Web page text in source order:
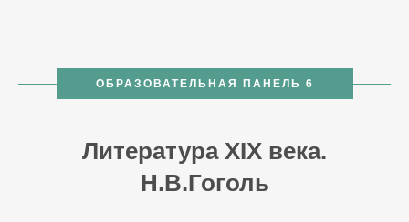
ОБРАЗОВАТЕЛЬНАЯ ПАНЕЛЬ 6
Литература XIX века.
Н.В.Гоголь